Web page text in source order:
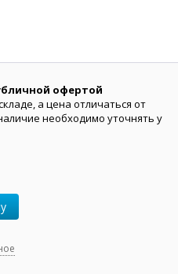
офертой
а цена отличаться от
необходимо уточнять у